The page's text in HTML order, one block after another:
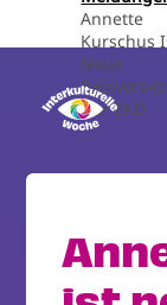
Annette
Kurschus
Neue
Der EKD